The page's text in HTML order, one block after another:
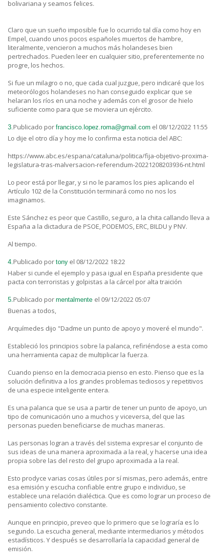
bolivariana y seamos felices.
Claro que un sueño imposible fue lo ocurrido tal día como hoy en
Empel, cuando unos pocos españoles muertos de hambre,
literalmente, vencieron a muchos más holandeses bien
pertrechados. Pueden leer en cualquier sitio, preferentemente no
progre, los hechos.
Si fue un milagro o no, que cada cual juzgue, pero indicaré que los
meteorólogos holandeses no han conseguido explicar que se
helaran los ríos en una noche y además con el grosor de hielo
suficiente como para que se moviera un ejército.
3.Publicado por francisco.lopez.roma@gmail.com el 08/12/2022 11:55
Lo dije el otro día y hoy me lo confirma esta noticia del ABC:
https://www.abc.es/espana/cataluna/politica/fija-objetivo-proxima-
legislatura-tras-malversacion-referendum-20221208203936-nt.html
Lo peor está por llegar, y si no le paramos los pies aplicando el
Artículo 102 de la Constitución terminará como no nos los
imaginamos.
Este Sánchez es peor que Castillo, seguro, a la chita callando lleva a
España a la dictadura de PSOE, PODEMOS, ERC, BILDU y PNV.
Al tiempo.
4.Publicado por tony el 08/12/2022 18:22
Haber si cunde el ejemplo y pasa igual en España presidente que
pacta con terroristas y golpistas a la cárcel por alta traición
5.Publicado por mentalmente el 09/12/2022 05:07
Buenas a todos,
Arquímedes dijo "Dadme un punto de apoyo y moveré el mundo".
Estableció los principios sobre la palanca, refiriéndose a esta como
una herramienta capaz de multiplicar la fuerza.
Cuando pienso en la democracia pienso en esto. Pienso que es la
solución definitiva a los grandes problemas tediosos y repetitivos
de una especie inteligente entera.
Es una palanca que se usa a partir de tener un punto de apoyo, un
tipo de comunicación uno a muchos y viceversa, del que las
personas pueden beneficiarse de muchas maneras.
Las personas logran a través del sistema expresar el conjunto de
sus ideas de una manera aproximada a la real, y hacerse una idea
propia sobre las del resto del grupo aproximada a la real.
Esto prodyce varias cosas útiles por sí mismas, pero además, entre
esa emisión y escucha confiable entre grupo e individuo, se
establece una relación dialéctica. Que es como lograr un proceso de
pensamiento colectivo constante.
Aunque en principio, preveo que lo primero que se lograría es lo
segundo. La escucha general, mediante intermediarios y métodos
estadísticos. Y después se desarrollaría la capacidad general de
emisión.